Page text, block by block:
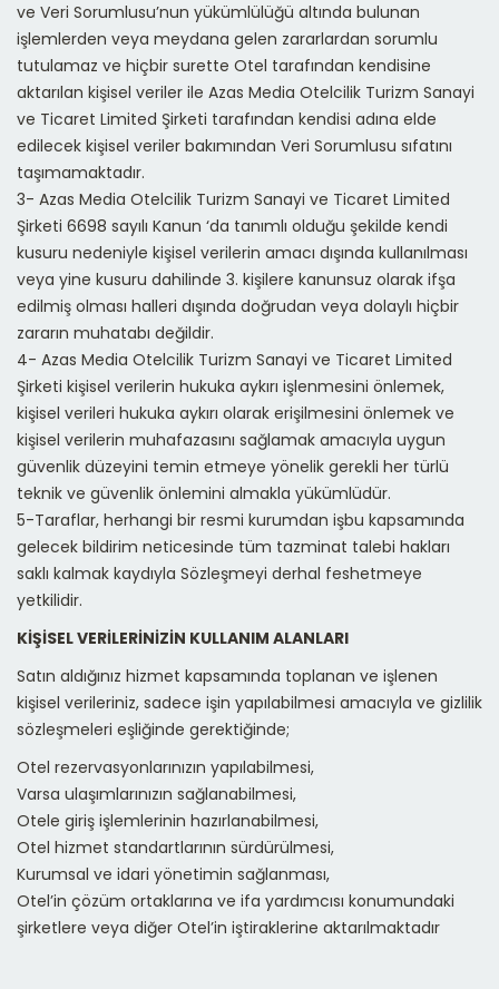
ve Veri Sorumlusu’nun yükümlülüğü altında bulunan
işlemlerden veya meydana gelen zararlardan sorumlu
tutulamaz ve hiçbir surette Otel tarafından kendisine
aktarılan kişisel veriler ile Azas Media Otelcilik Turizm Sanayi
ve Ticaret Limited Şirketi tarafından kendisi adına elde
edilecek kişisel veriler bakımından Veri Sorumlusu sıfatını
taşımamaktadır.
3- Azas Media Otelcilik Turizm Sanayi ve Ticaret Limited
Şirketi 6698 sayılı Kanun ‘da tanımlı olduğu şekilde kendi
kusuru nedeniyle kişisel verilerin amacı dışında kullanılması
veya yine kusuru dahilinde 3. kişilere kanunsuz olarak ifşa
edilmiş olması halleri dışında doğrudan veya dolaylı hiçbir
zararın muhatabı değildir.
4- Azas Media Otelcilik Turizm Sanayi ve Ticaret Limited
Şirketi kişisel verilerin hukuka aykırı işlenmesini önlemek,
kişisel verileri hukuka aykırı olarak erişilmesini önlemek ve
kişisel verilerin muhafazasını sağlamak amacıyla uygun
güvenlik düzeyini temin etmeye yönelik gerekli her türlü
teknik ve güvenlik önlemini almakla yükümlüdür.
5-Taraflar, herhangi bir resmi kurumdan işbu kapsamında
gelecek bildirim neticesinde tüm tazminat talebi hakları
saklı kalmak kaydıyla Sözleşmeyi derhal feshetmeye
yetkilidir.
KİŞİSEL VERİLERİNİZİN KULLANIM ALANLARI
Satın aldığınız hizmet kapsamında toplanan ve işlenen
kişisel verileriniz, sadece işin yapılabilmesi amacıyla ve gizlilik
sözleşmeleri eşliğinde gerektiğinde;
Otel rezervasyonlarınızın yapılabilmesi,
Varsa ulaşımlarınızın sağlanabilmesi,
Otele giriş işlemlerinin hazırlanabilmesi,
Otel hizmet standartlarının sürdürülmesi,
Kurumsal ve idari yönetimin sağlanması,
Otel’in çözüm ortaklarına ve ifa yardımcısı konumundaki
şirketlere veya diğer Otel’in iştiraklerine aktarılmaktadır